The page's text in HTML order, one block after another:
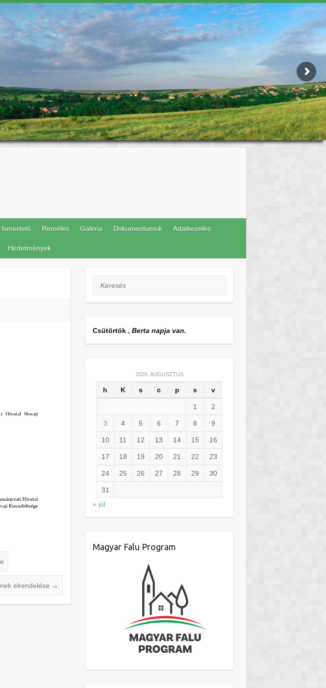
Ismertető Remélés Galéria Dokumentumok Adatkezelés
Hirdetmények
elrendelése →
Keresés
Csütörtök , Berta napja van.
2026. AUGUSZTUS
h K s c p s v
1 2
3 4 5 6 7 8 9
10 11 12 13 14 15 16
17 18 19 20 21 22 23
24 25 26 27 28 29 30
31
« júl
Magyar Falu Program